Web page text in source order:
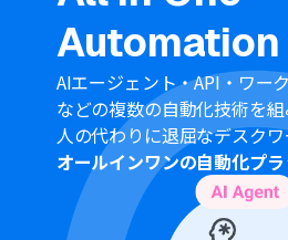
■注意事項
Outlook、Raindrop.ioのそれ
ださい。
Microsoft365（旧Office365）
般法人向けプラン（
般法人向けプランに加入してい
する可能性があります。
トリガーは5分、10分、15分、
間隔を選択できます。
プランによって最短の起動間
ください。
Automation
AIエージェント・API・ワー
などの複数の自動化技術を組
人の代わりに退屈なデスク
オールインワンの自動化プ